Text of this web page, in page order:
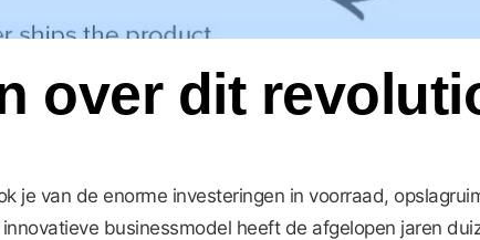
over dit
van de enorme investeringen in voorraad,
businessmodel heeft de afgelopen jaren